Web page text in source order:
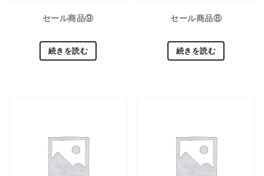
セール商品⑨
続きを読む
セール商品⑧
続きを読む